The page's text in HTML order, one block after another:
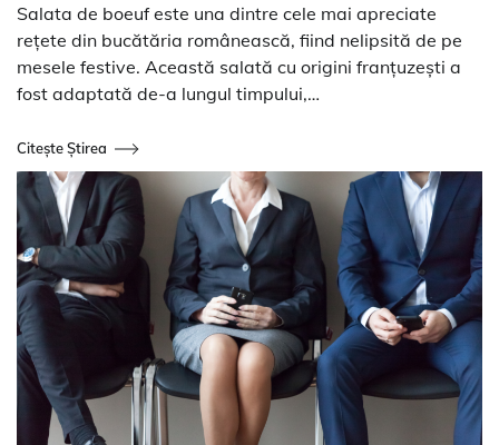
Salata de boeuf este una dintre cele mai apreciate
rețete din bucătăria românească, fiind nelipsită de pe
mesele festive. Această salată cu origini franțuzești a
fost adaptată de-a lungul timpului,…
Citește Știrea